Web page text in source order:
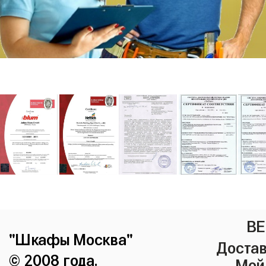
"Шкафы Москва"
© 2008 года.